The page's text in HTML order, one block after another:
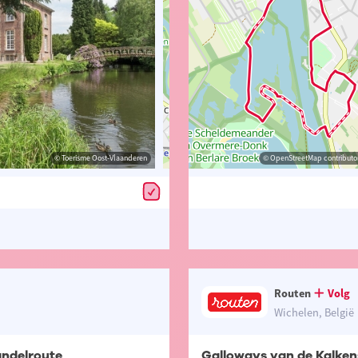
© Toerisme Oost-Vlaanderen © OpenStreetMap contributors,
© Toerisme Oost-Vlaanderen © OpenStreetMap
Routen
Volg
Wichelen, België